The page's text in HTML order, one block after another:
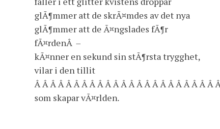
glÃ¶mmer att de skrÃ¤mdes av det nya
glÃ¶mmer att de Ã¤ngslades fÃ¶r
fÃ¤rdenÂ –
kÃ¤nner en sekund sin stÃ¶rsta trygghet,
vilar i den tillit
Â Â Â Â Â Â Â Â Â Â Â Â Â Â Â Â Â Â Â Â Â Â Â
som skapar vÃ¤rlden.